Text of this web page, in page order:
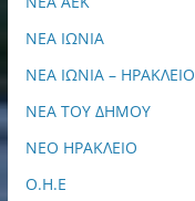
ΝΕΑ ΙΩΝΙΑ
ΝΕΑ ΙΩΝΙΑ – ΗΡΑΚΛΕΙΟ
ΝΕΑ ΤΟΥ ΔΗΜΟΥ
ΝΕΟ ΗΡΑΚΛΕΙΟ
Ο.Η.Ε